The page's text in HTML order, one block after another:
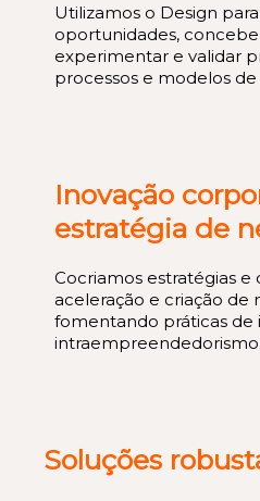
Utilizamos o Design
oportunidades,
experimentar e validar
processos e modelos de
Inovação
estratégia de
Cocriamos estratégias
aceleração e criação de
fomentando práticas de
intraempreendedorismo.
Soluções